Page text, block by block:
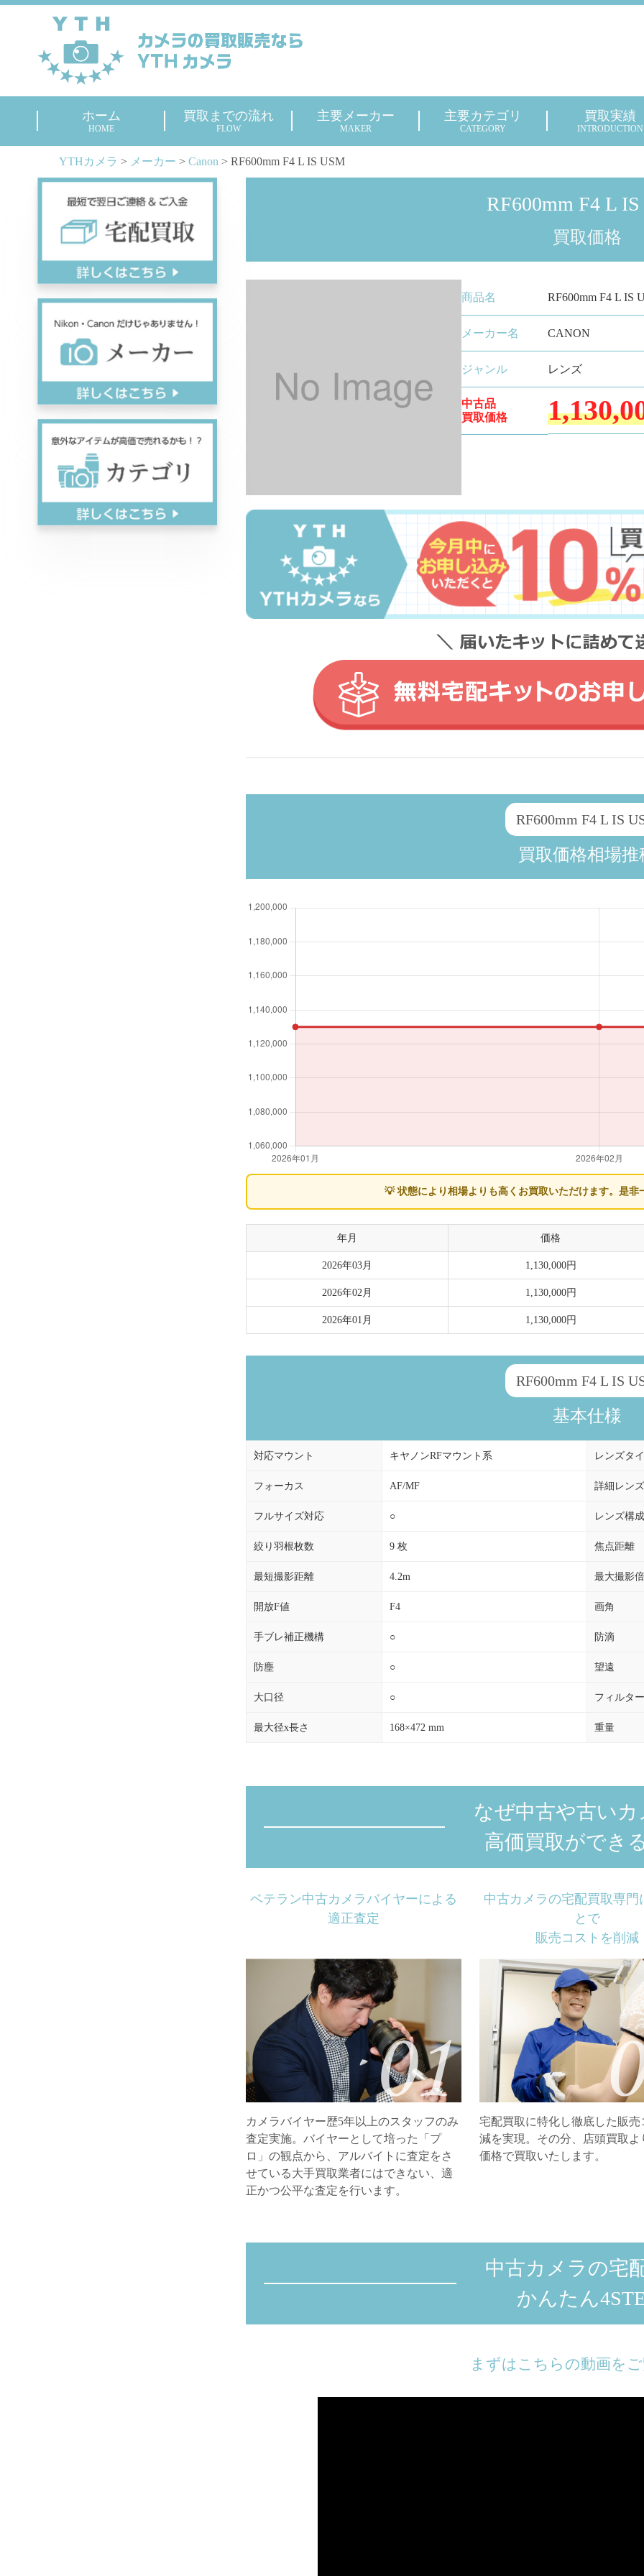
ホーム
HOME
買取までの流れ
FLOW
主要メーカー
MAKER
主要カテゴリ
CATEGORY
買取実績
INTRODUCTION
YTHカメラ > メーカー > Canon > RF600mm F4 L IS USM
RF600mm F4 L
買取価格
商品名 RF600mm F4 L IS
メーカー名 CANON
ジャンル レンズ
中古品
買取価格
RF600mm F4 L IS
買取価格相場推
💡 状態により相場よりも高くお買取いただけます。 是非
年月 価格
2026年03月 1,130,000円
2026年02月 1,130,000円
2026年01月 1,130,000円
RF600mm F4 L IS
基本仕様
対応マウント キヤノンRFマウント系 レンズタ
フォーカス AF/MF 詳細レン
フルサイズ対応 ○ レンズ構成
絞り羽根枚数 9 枚 焦点距離
最短撮影距離 4.2m 最大撮影
開放F値 F4 画角
手ブレ補正機構 ○ 防滴
防塵 ○ 望遠
大口径 ○ フィルタ
最大径x長さ 168×472 mm 重量
なぜ中古や古い
高価買取ができ
ベテラン中古カメラバイヤーによる
適正査定
カメラバイヤー歴5年以上のスタッフのみ
査定実施。バイヤーとして培った「プ
ロ」の観点から、アルバイトに査定をさ
せている大手買取業者にはできない、適
正かつ公平な査定を行います。
中古カメラの宅配買取専門
とで
販売コストを削減
宅配買取に特化し徹底した販売
減を実現。その分、店頭買取よ
価格で買取いたします。
中古カメラの宅
かんたん
まずはこちらの動画を